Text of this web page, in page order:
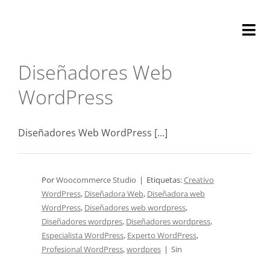
Diseñadores Web
WordPress
Diseñadores Web WordPress [...]
PorWoocommerce Studio | Etiquetas:Creativo
WordPress, Diseñadora Web, Diseñadora web
WordPress, Diseñadores web wordpress,
Diseñadores wordpres, Diseñadores wordpress,
Especialista WordPress, Experto WordPress,
Profesional WordPress,wordpres | Sin